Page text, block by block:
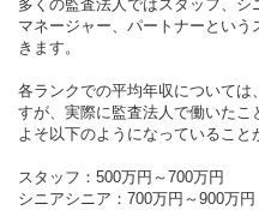
多くの監査法人ではスタッフ、
マネージャー、パートナーとい
きます。
各ランクでの平均年収について
すが、実際に監査法人で働いた
よそ以下のようになっていること
スタッフ：500万円～700万円
シニアシニア：700万円～900万円